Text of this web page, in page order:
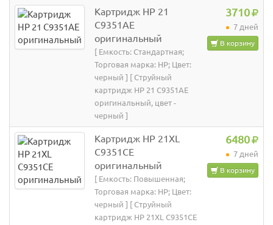
Картридж HP 21
C9351AE
оригинальный
[ Емкость: Стандартная;
Торговая марка: HP; Цвет:
черный ] [ Струйный
картридж HP 21 C9351AE
оригинальный, цвет -
черный ]
3710
7 дней
В корзину
Картридж HP 21XL
C9351CE
оригинальный
[ Емкость: Повышенная;
Торговая марка: HP; Цвет:
черный ] [ Струйный
картридж HP 21XL C9351CE
6480
7 дней
В корзину